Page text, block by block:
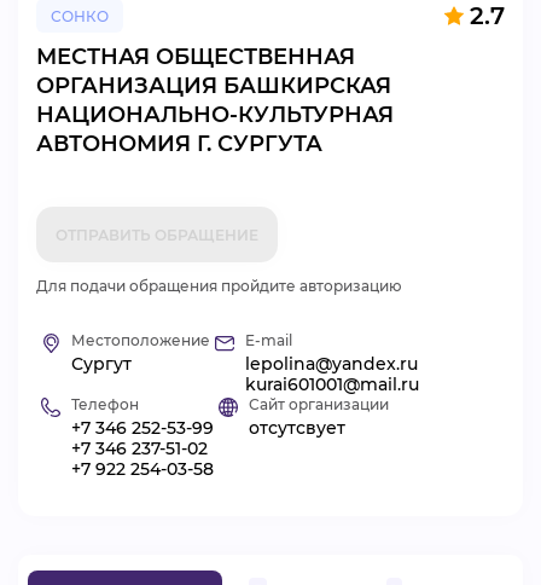
ВИДЕОКУРСЫ
СОНКО 2.7
МЕСТНАЯ ОБЩЕСТВЕННАЯ
ОРГАНИЗАЦИЯ БАШКИРСКАЯ
НАЦИОНАЛЬНО-КУЛЬТУРНАЯ
АВТОНОМИЯ Г. СУРГУТА
ОТПРАВИТЬ ОБРАЩЕНИЕ
Для подачи обращения пройдите авторизацию
Местоположение
Сургут
E-mail
lepolina@yandex.ru
kurai601001@mail.ru
Телефон
+7 346 252-53-99
+7 346 237-51-02
+7 922 254-03-58
Сайт организации
отсутсвует